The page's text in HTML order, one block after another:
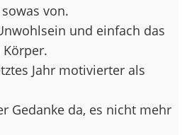
von.
und einfach das
Jahr motivierter als
Gedanke da, es nicht mehr